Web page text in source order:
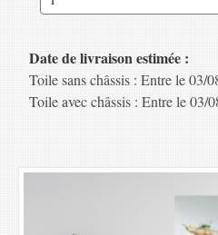
Date de livraison estimée :
Toile sans châssis : Entre le 03/
Toile avec châssis : Entre le 03/